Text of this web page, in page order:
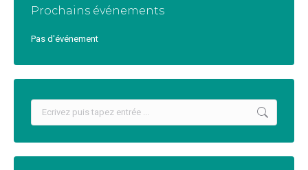
Prochains événements
Pas d'événement
Recherche
: